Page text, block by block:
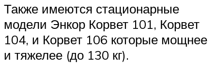
Также имеются стационарные
модели Энкор Корвет 101, Корвет
104, и Корвет 106 которые мощнее
и тяжелее (до 130 кг).